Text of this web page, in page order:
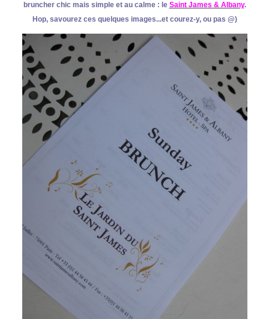
bruncher chic mais simple et au calme : le Saint James & Albany.
Hop, savourez ces quelques images...et courez-y, ou pas @)